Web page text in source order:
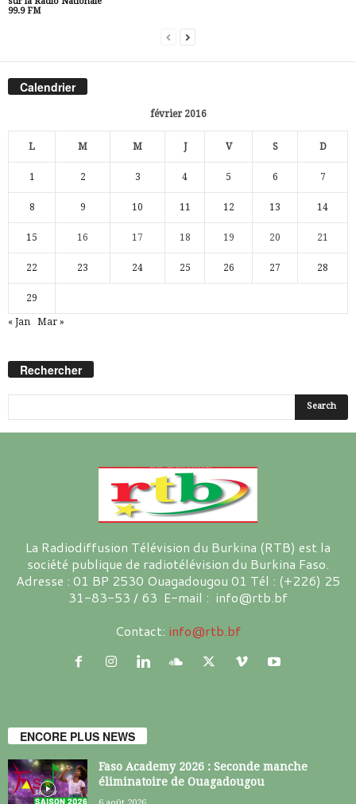
99.9 FM
Calendrier
février 2016
L M M J V S D
1 2 3 4 5 6 7
8 9 10 11 12 13 14
15 16 17 18 19 20 21
22 23 24 25 26 27 28
29
« Jan Mar »
Rechercher
La Radiodiffusion Télévision du Burkina (RTB) est la
société publique de radiotélévision du Burkina Faso.
Adresse : 01 BP 2530 Ouagadougou 01 Tél : (+226) 25
31-83-53 / 63 E-mail : info@rtb.bf
Contact: info@rtb.bf
ENCORE PLUS NEWS
Faso Academy 2026 : Seconde manche
éliminatoire de Ouagadougou